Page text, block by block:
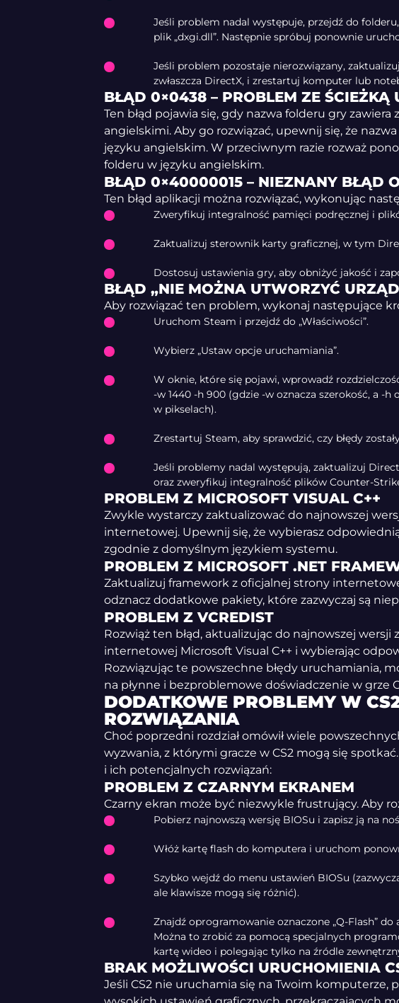
Jeśli problem nadal występuje, przejdź do
plik „dxgi.dll”. Następnie spróbuj ponownie
Jeśli problem pozostaje nierozwiązany,
zwłaszcza DirectX, i zrestartuj komputer lub
BŁĄD 0×0438 – PROBLEM ZE ŚCIEŻKĄ
Ten błąd pojawia się, gdy nazwa folderu gry
angielskimi. Aby go rozwiązać, upewnij się, że
języku angielskim. W przeciwnym razie rozważ
folderu w języku angielskim.
BŁĄD 0×40000015 – NIEZNANY BŁĄD
Ten błąd aplikacji można rozwiązać, wykonując
Zweryfikuj integralność pamięci podręcznej i
Zaktualizuj sterownik karty graficznej, w tym
Dostosuj ustawienia gry, aby obniżyć jakość i
BŁĄD „NIE MOŻNA UTWORZYĆ
Aby rozwiązać ten problem, wykonaj następujące
Uruchom Steam i przejdź do „Właściwości”.
Wybierz „Ustaw opcje uruchamiania”.
W oknie, które się pojawi, wprowadź
-w 1440 -h 900 (gdzie -w oznacza szerokość, a -h
w pikselach).
Zrestartuj Steam, aby sprawdzić, czy błędy
Jeśli problemy nadal występują, zaktualizuj
oraz zweryfikuj integralność plików Counter-
PROBLEM Z MICROSOFT VISUAL C++
Zwykle wystarczy zaktualizować do najnowszej
internetowej. Upewnij się, że wybierasz
zgodnie z domyślnym językiem systemu.
PROBLEM Z MICROSOFT .NET
Zaktualizuj framework z oficjalnej strony
odznacz dodatkowe pakiety, które zazwyczaj są
PROBLEM Z VCREDIST
Rozwiąż ten błąd, aktualizując do najnowszej wersji
internetowej Microsoft Visual C++ i wybierając
Rozwiązując te powszechne błędy uruchamiania,
na płynne i bezproblemowe doświadczenie w grze
DODATKOWE PROBLEMY W
ROZWIĄZANIA
Choć poprzedni rozdział omówił wiele
wyzwania, z którymi gracze w CS2 mogą się
i ich potencjalnych rozwiązań:
PROBLEM Z CZARNYM EKRANEM
Czarny ekran może być niezwykle frustrujący. Aby
Pobierz najnowszą wersję BIOSu i zapisz ją na
Włóż kartę flash do komputera i uruchom
Szybko wejdź do menu ustawień BIOSu
ale klawisze mogą się różnić).
Znajdź oprogramowanie oznaczone „Q-Flash”
Można to zrobić za pomocą specjalnych
kartę wideo i polegając tylko na źródle
BRAK MOŻLIWOŚCI URUCHOMIENIA
Jeśli CS2 nie uruchamia się na Twoim komputerze,